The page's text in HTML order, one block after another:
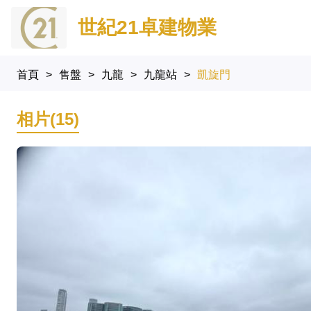
世紀21卓建物業
首頁 > 售盤 > 九龍 > 九龍站 > 凱旋門
相片(15)